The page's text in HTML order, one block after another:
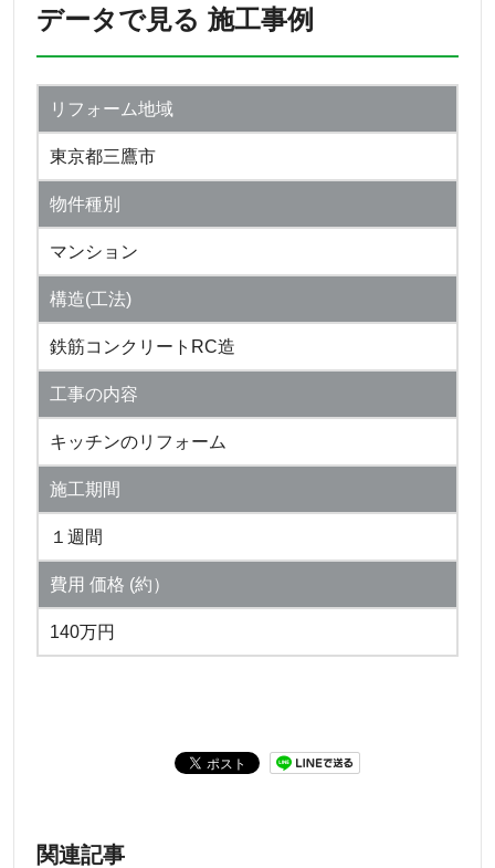
データで見る 施工事例
リフォーム地域
東京都三鷹市
物件種別
マンション
構造(工法)
鉄筋コンクリートRC造
工事の内容
キッチンのリフォーム
施工期間
１週間
費用 価格 (約）
140万円
関連記事